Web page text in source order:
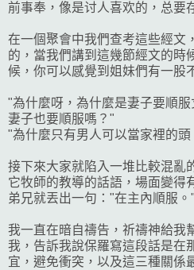
前事奉，像是讨人喜欢的，总要
在一個聚會中我們查考這些經文
的，當我們講到這幾節經文的時
候，你可以感覺到姐妹們有一股
"為什麼呀，為什麼是妻子要順
妻子也要順服嗎？"
"為什麼只有男人可以當家裡的
接下來大家就陷入一堆比較混亂
它牧師的教導的話語，場面變得
弟兄就丟出一句："在主內順服。"
我一直在暗自禱告，祈禱神給我
我，告訴我說保羅寫這段話是在
宜，避免衝突，以及這三種關係